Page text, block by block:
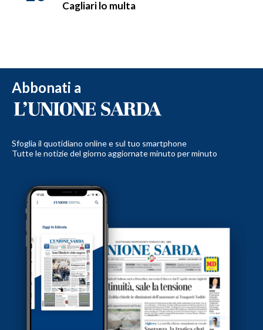
Cagliari lo multa
Abbonati a
Sfoglia il quotidiano online e sul tuo smartphone
Tutte le notizie del giorno aggiornate minuto per minuto